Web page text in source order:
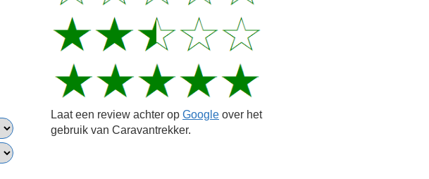
Laat een review achter op Google over het
gebruik van Caravantrekker.